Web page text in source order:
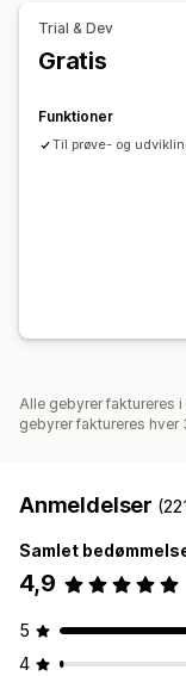
Tilbud og
Gaveindpakning
Produktanbefalinger
Køb én, og få én
Trial & Dev
Gratis
Funktioner
Til prøve- og
Alle gebyrer faktureres
gebyrer faktureres hver
Anmeldelser
Samlet
4,9
5
4